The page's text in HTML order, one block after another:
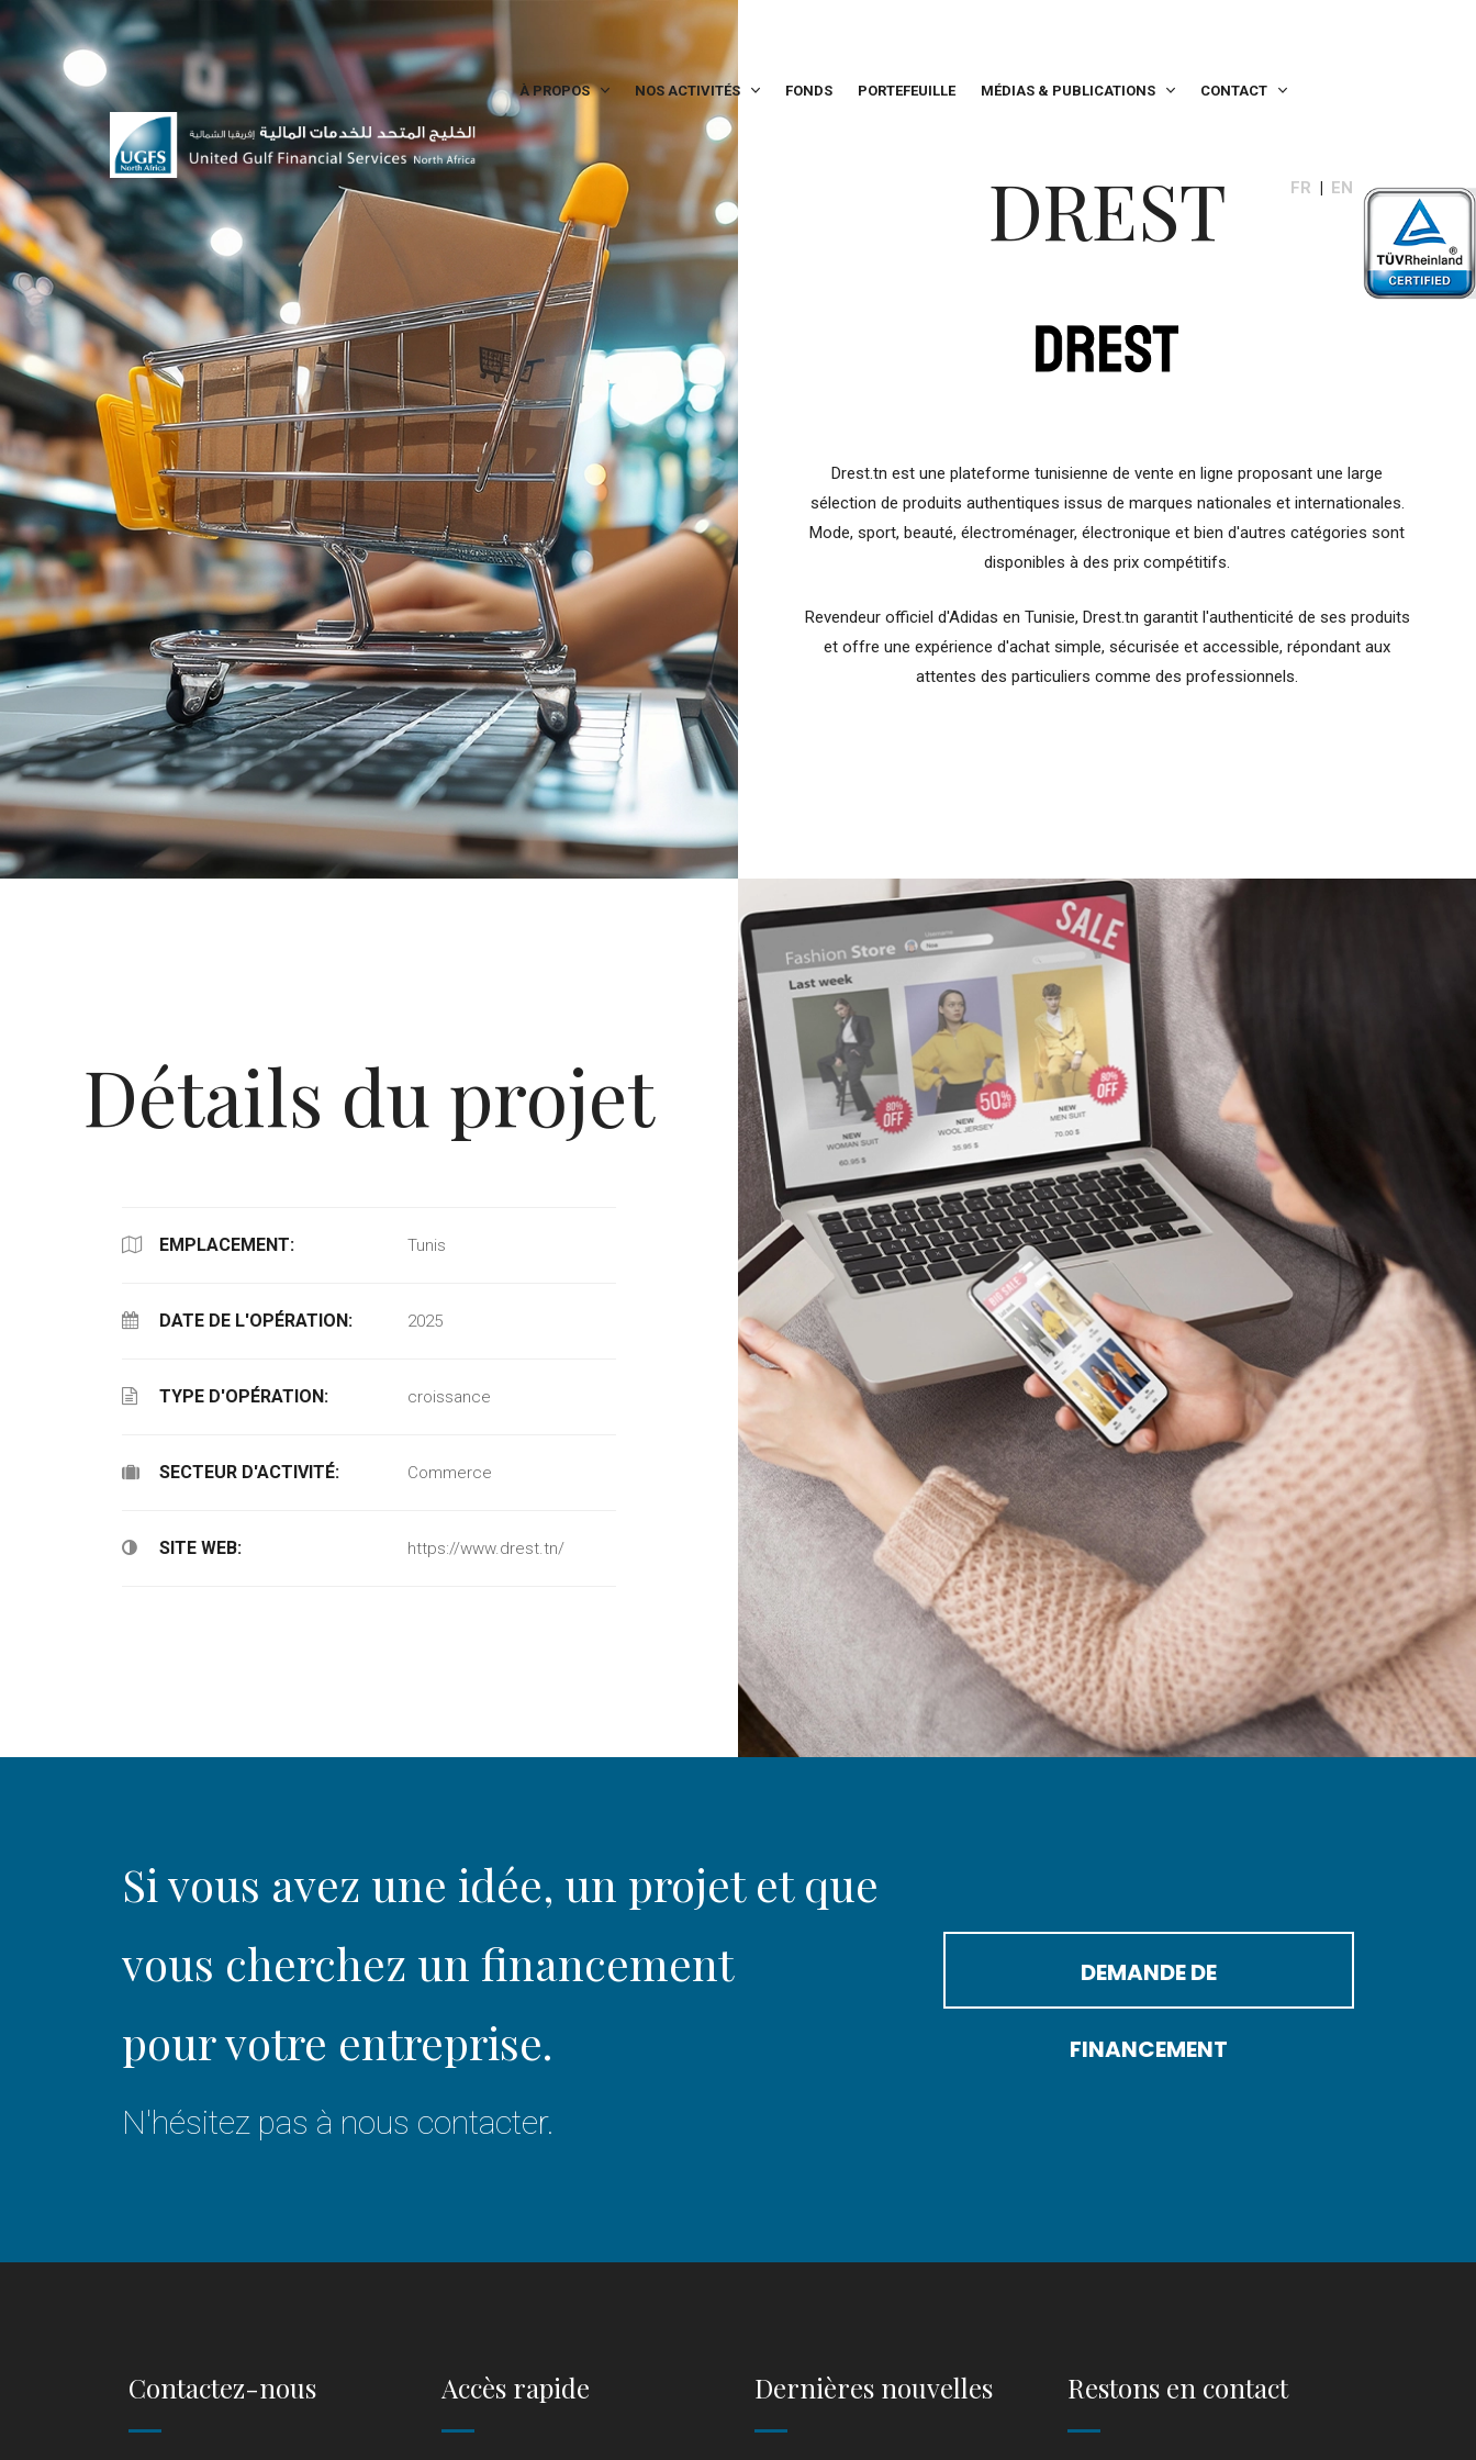
À PROPOS NOS ACTIVITÉS FONDS PORTEFEUILLE MÉDIAS & PUBLICATIONS CONTACT
FR EN
DREST
Drest.tn est une plateforme tunisienne de vente en ligne proposant une large
sélection de produits authentiques issus de marques nationales et internationales.
Mode, sport, beauté, électroménager, électronique et bien d'autres catégories sont
disponibles à des prix compétitifs.
Revendeur officiel d'Adidas en Tunisie, Drest.tn garantit l'authenticité de ses produits
et offre une expérience d'achat simple, sécurisée et accessible, répondant aux
attentes des particuliers comme des professionnels.
Détails du projet
EMPLACEMENT: Tunis
DATE DE L'OPÉRATION: 2025
TYPE D'OPÉRATION: croissance
SECTEUR D'ACTIVITÉ: Commerce
SITE WEB: https://www.drest.tn/
Si vous avez une idée, un projet et que
vous cherchez un financement
pour votre entreprise.
N'hésitez pas à nous contacter.
DEMANDE DE
FINANCEMENT
Contactez-nous Accès rapide Dernières nouvelles Restons en contact